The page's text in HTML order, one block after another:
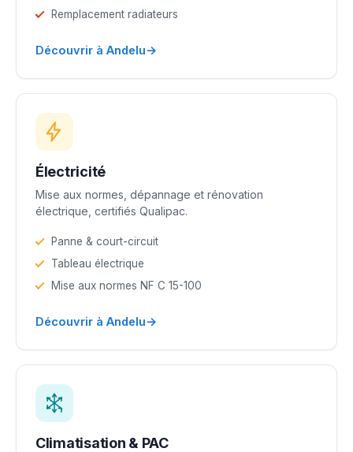
Remplacement radiateurs
Découvrir à Andelu→
Électricité
Mise aux normes, dépannage et rénovation
électrique, certifiés Qualipac.
Panne & court-circuit
Tableau électrique
Mise aux normes NF C 15-100
Découvrir à Andelu→
Climatisation & PAC